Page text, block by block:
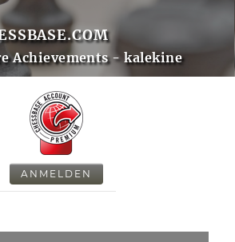
Achievements - kalekine
ANMELDEN